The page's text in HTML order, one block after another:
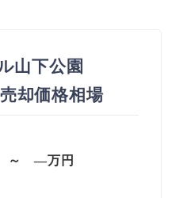
山下公園
却価格相場
～—万円